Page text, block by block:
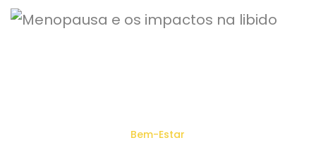
Bem-Estar